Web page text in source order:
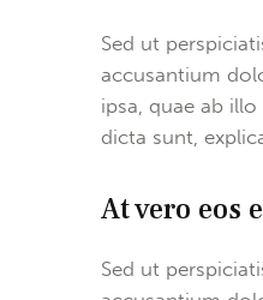
Sed ut
accusantium
ipsa, quae ab
dicta sunt,
At vero eos
Sed ut